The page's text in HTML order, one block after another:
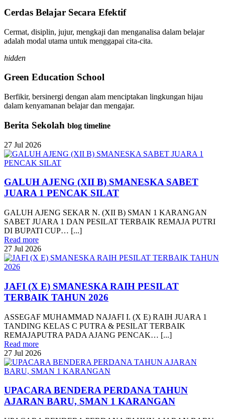
Cerdas Belajar Secara Efektif
Cermat, disiplin, jujur, mengkaji dan menganalisa dalam belajar
adalah modal utama untuk menggapai cita-cita.
hidden
Green Education School
Berfikir, bersinergi dengan alam menciptakan lingkungan hijau
dalam kenyamanan belajar dan mengajar.
Berita Sekolah blog timeline
27 Jul 2026
GALUH AJENG (XII B) SMANESKA SABET
JUARA 1 PENCAK SILAT
GALUH AJENG SEKAR N. (XII B) SMAN 1 KARANGAN
SABET JUARA 1 DAN PESILAT TERBAIK REMAJA PUTRI
DI BUPATI CUP… [...]
Read more
27 Jul 2026
JAFI (X E) SMANESKA RAIH PESILAT
TERBAIK TAHUN 2026
ASSEGAF MUHAMMAD NAJAFI I. (X E) RAIH JUARA 1
TANDING KELAS C PUTRA & PESILAT TERBAIK
REMAJAPUTRA PADA AJANG PENCAK… [...]
Read more
27 Jul 2026
UPACARA BENDERA PERDANA TAHUN
AJARAN BARU, SMAN 1 KARANGAN